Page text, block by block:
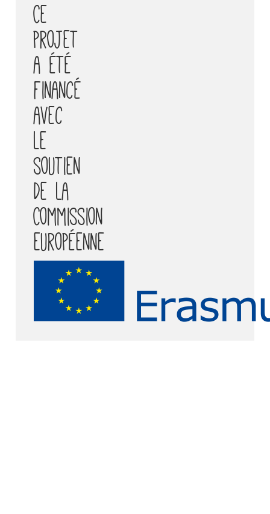
Ce
projet
a été
financé
avec
le
soutien
de la
Commission
européenne